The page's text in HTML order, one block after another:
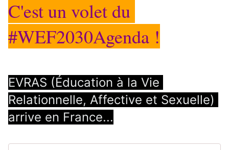
#WEF2030Agenda !
EVRAS (Éducation à la Vie
Relationnelle, Affective et Sexuelle)
arrive en France...